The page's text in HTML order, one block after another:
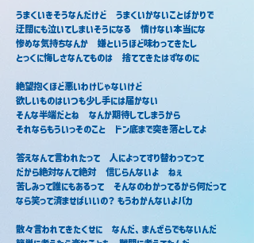
うまくいきそうなんだけど　うまくいかないことばかりで
迂闊にも泣いてしまいそうになる　情けない本当にな
惨めな気持ちなんか　嫌というほど味わってきたし
とっくに悔しさなんてものは　捨ててきたはずなのに
絶望抱くほど悪いわけじゃないけど
欲しいものはいつも少し手には届かない
そんな半端だとね　なんか期待してしまうから
それならもういっそのこと　ドン底まで突き落としてよ
答えなんて言われたって　人によってすり替わってって
だから絶対なんて絶対　信じらんないよ　ねぇ
苦しみって誰にもあるって　そんなのわかってるから何だって
なら笑って済ませばいいの？ もうわかんないよバカ
散々言われてきたくせに　なんだ、まんざらでもないんだ